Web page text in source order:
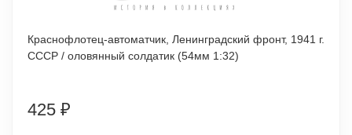
Краснофлотец-автоматчик, Ленинградский фронт, 1941 г.
СССР / оловянный солдатик (54мм 1:32)
425 ₽